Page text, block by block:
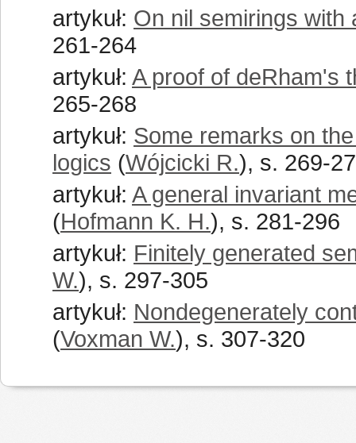
artykuł: On nil semirings with
261-264
artykuł: A proof of deRham's
265-268
artykuł: Some remarks on
logics (Wójcicki R.), s. 269-
artykuł: A general invariant
(Hofmann K. H.), s. 281-296
artykuł: Finitely generated
W.), s. 297-305
artykuł: Nondegenerately
(Voxman W.), s. 307-320